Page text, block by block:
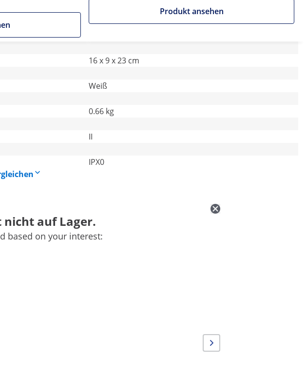
Produkt ansehen
16 x 9 x 23 cm
Weiß
0.66 kg
II
IPX0
auf Lager.
based on your interest:
eine kommerzielle
kann an allen
muss an
nehmen,
Gebrauch kann das